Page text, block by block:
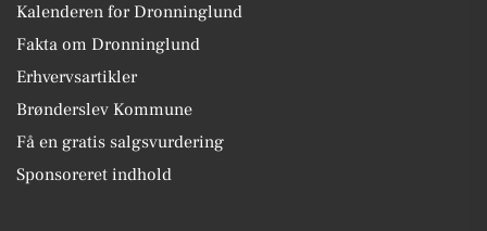
Kalenderen for Dronninglund
Fakta om Dronninglund
Erhvervsartikler
Brønderslev Kommune
Få en gratis salgsvurdering
Sponsoreret indhold